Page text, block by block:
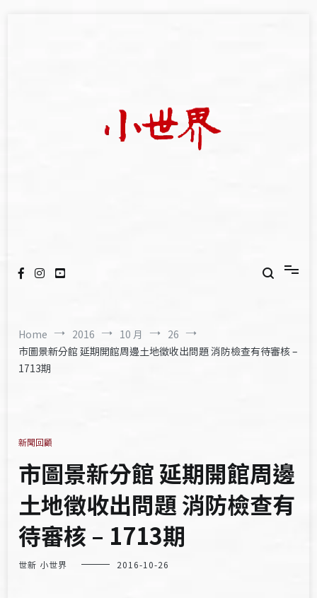
Home 2016 10 月
26
市圖景新分館 延期開館周邊土地徵收出問題 消防檢查有待審核 –
1713期
新聞回顧
市圖景新分館 延期開館周邊
土地徵收出問題 消防檢查有
待審核 – 1713期
世新 小世界 2016-10-26